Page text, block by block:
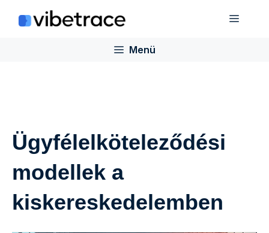
Menü
Menü
Ügyfélelköteleződési
modellek a
kiskereskedelemben